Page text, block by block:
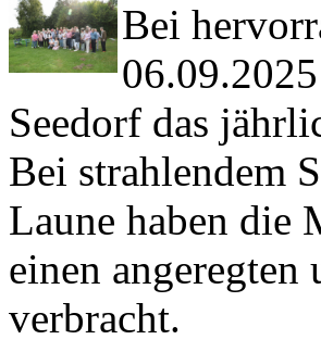
Bei
Seedorf das
Bei strahlendem
Laune haben die
einen angeregten
verbracht.